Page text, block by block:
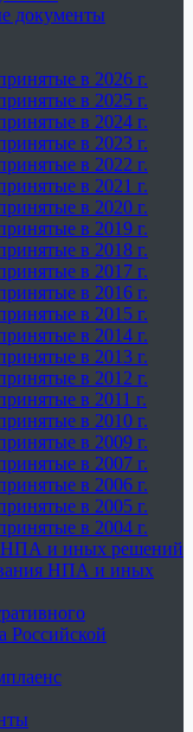
документы
в 2026 г.
в 2025 г.
в 2024 г.
в 2023 г.
в 2022 г.
в 2021 г.
в 2020 г.
в 2019 г.
в 2018 г.
в 2017 г.
в 2016 г.
в 2015 г.
в 2014 г.
в 2013 г.
в 2012 г.
в 2011 г.
в 2010 г.
в 2009 г.
в 2007 г.
в 2006 г.
в 2005 г.
в 2004 г.
НПА и иных решений
НПА и иных
Российской